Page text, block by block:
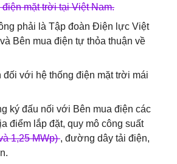
mặt trời tại Việt Nam.
phải là Tập đoàn Điện lực Việt
Bên mua điện tự thỏa thuận về
đối với hệ thống điện mặt trời mái
ký đấu nối với Bên mua điện các
điểm lắp đặt, quy mô công suất
1,25 MWp), đường dây tải điện,